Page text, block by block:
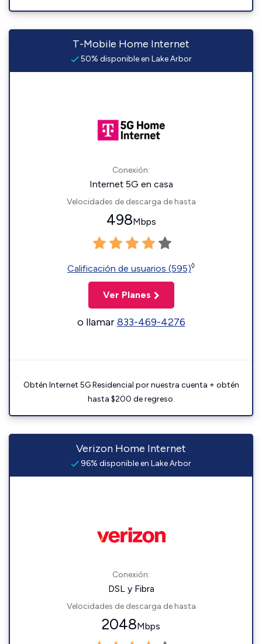
T-Mobile Home Internet
50% disponible en Lake Arbor
Conexión:
Internet 5G en casa
Velocidades de descarga de hasta
498Mbps
Calificación de usuarios (595)◊
Ver Planes
o llamar833-469-4276
Obtén Internet 5G Residencial por nuestra cuenta + obtén
hasta $200 de regreso.
Verizon Home Internet
96% disponible en Lake Arbor
Conexión:
DSL y Fibra
Velocidades de descarga de hasta
2048Mbps